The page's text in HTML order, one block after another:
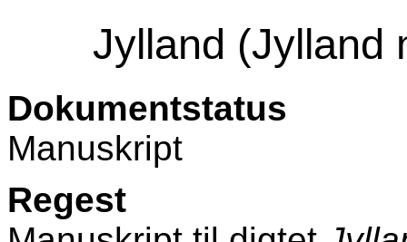
Jylland (Jylland
Dokumentstatus
Manuskript
Regest